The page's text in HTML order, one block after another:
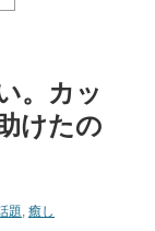
。カッ
けたの
題, 癒し